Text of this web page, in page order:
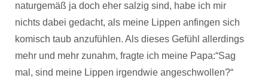
naturgemäß ja doch eher salzig sind, habe ich mir
nichts dabei gedacht, als meine Lippen anfingen sich
komisch taub anzufühlen. Als dieses Gefühl allerdings
mehr und mehr zunahm, fragte ich meine Papa:“Sag
mal, sind meine Lippen irgendwie angeschwollen?“